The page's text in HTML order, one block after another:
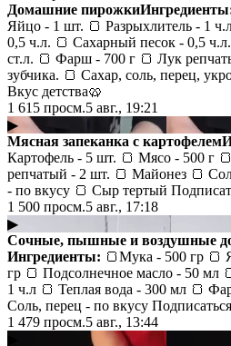
​Домашние пирожки
Яйцо - 1 шт. 🍞 Разрыхлитель - 1
0,5 ч.л. 🍞 Сахарный песок - 0,5
ст.л. 🍞 Фарш - 700 г 🍞 Лук
зубчика. 🍞 Сахар, соль, перец,
Вкус детства🥨
1 615 просм.5 авг., 19:21
▶
Мясная запеканка с картофелем
Картофель - 5 шт. 🍞 Мясо - 500 г
репчатый - 2 шт. 🍞 Майонез 🍞
- по вкусу 🍞 Сыр тертый
1 500 просм.5 авг., 17:18
▶
Сочные, пышные и воздушные
Ингредиенты: 🍞Мука - 500 гр
гр 🍞 Подсолнечное масло - 50 мл
1 ч.л 🍞 Теплая вода - 300 мл 🍞
Соль, перец - по вкусу
1 479 просм.5 авг., 13:44